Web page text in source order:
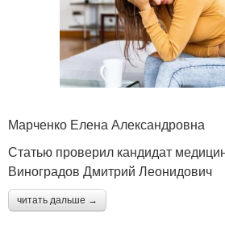
Марченко Елена Александровна
Статью проверил кандидат
Виноградов Дмитрий Леонидович
читать дальше →